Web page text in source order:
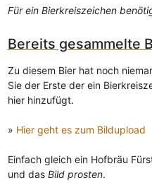
Für ein Bierkreiszeichen
Bereits gesammelte
Zu diesem Bier hat noch
Sie der Erste der ein
hier hinzufügt.
» Hier geht es zum Bildupload
Einfach gleich ein Hofbräu
und das Bild prosten.